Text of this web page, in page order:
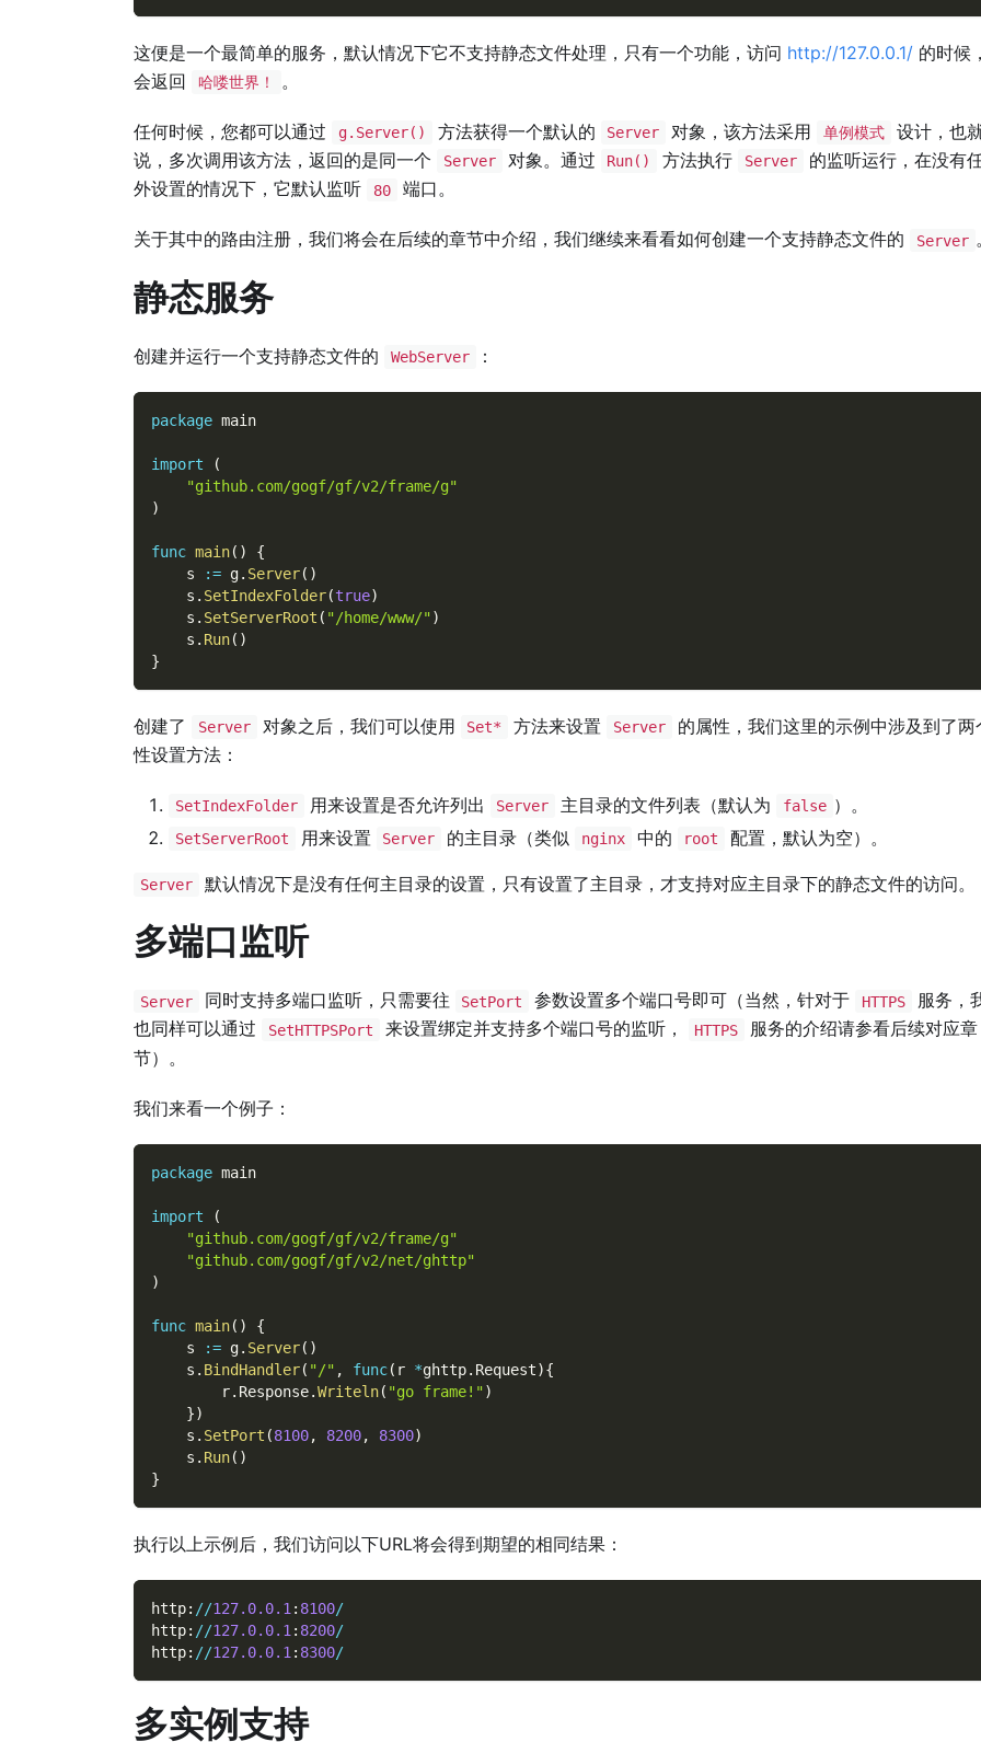
这便是一个最简单的服务，默认情况下它不支持静态文件处理，只有一个功能，访问 http://127.0.0.1/ 的时候
会返回
哈喽世界！ 。
任何时候，您都可以通过 g.Server() 方法获得一个默认的 Server 对象，该方法采用 单例模式
设计，也
说，多次调用该方法，返回的是同一个
Server 对象。通过 Run() 方法执行 Server
的监听运行，在没有
外设置的情况下，它默认监听
80 端口。
关于其中的路由注册，我们将会在后续的章节中介绍，我们继续来看看如何创建一个支持静态文件的 Server
静态服务
创建并运行一个支持静态文件的 WebServer ：
package main
import
(
"github.com/gogf/gf/v2/frame/g"
)
func main( )
{
    s
:= g. Server( )
    s
. SetIndexFolder(true)
    s
. SetServerRoot ( "/home/www/")
    s
. Run( )
}
创建了 Server 对象之后，我们可以使用 Set* 方法来设置 Server
的属性，我们这里的示例中涉及到了两
性设置方法：
SetIndexFolder 用来设置是否允许列出 Server 主目录的文件列表（默认为 false ）。
SetServerRoot 用来设置 Server 的主目录（类似 nginx 中的 root 配置，默认为空）。
Server 默认情况下是没有任何主目录的设置，只有设置了主目录，才支持对应主目录下的静态文件的访问。
多端口监听
Server 同时支持多端口监听，只需要往 SetPort 参数设置多个端口号即可（当然，针对于 HTTPS
服务，
也同样可以通过
SetHTTPSPort 来设置绑定并支持多个端口号的监听， HTTPS
服务的介绍请参看后续对应章
节）。
我们来看一个例子：
package main
import
(
"github.com/gogf/gf/v2/frame/g"
"github.com/gogf/gf/v2/net/ghttp"
)
func main( )
{
    s
:= g. Server( )
    s
. BindHandler( "/" , func( r *ghttp. Request){
        r
. Response.Writeln( "go frame!")
})
    s
. SetPort (8100, 8200, 8300)
    s
. Run( )
}
执行以上示例后，我们访问以下URL将会得到期望的相同结果：
http: //127.0.0.1 : 8100/
http: //127.0.0.1 : 8200/
http: //127.0.0.1 : 8300/
多实例支持